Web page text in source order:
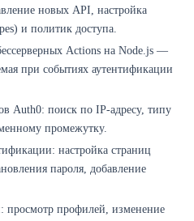
новых API, настройка
и политик доступа.
Actions на Node.js —
при событиях аутентификации
Auth0: поиск по IP-адресу, типу
промежутку.
настройка страниц
пароля, добавление
просмотр профилей, изменение